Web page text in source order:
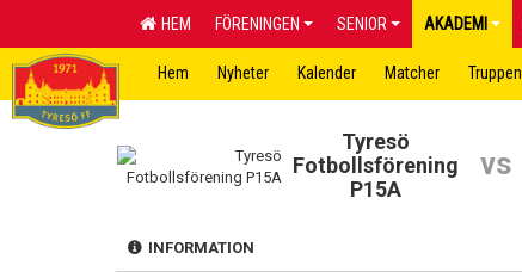
HEM FÖRENINGEN SENIOR AKADEMI
Hem Nyheter Kalender Matcher Truppen
Tyresö
Fotbollsförening
P15A
vs
INFORMATION